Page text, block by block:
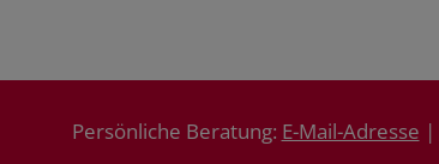
Persönliche Beratung: E-Mail-Adresse |